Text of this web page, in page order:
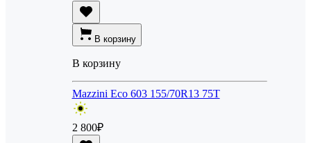
В корзину
В корзину
Mazzini Eco 603 155/70R13 75T
2 800₽